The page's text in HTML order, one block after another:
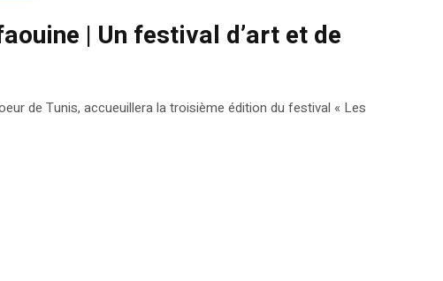
| Un festival d’art et de
de Tunis, accueuillera la troisième édition du festival « Les